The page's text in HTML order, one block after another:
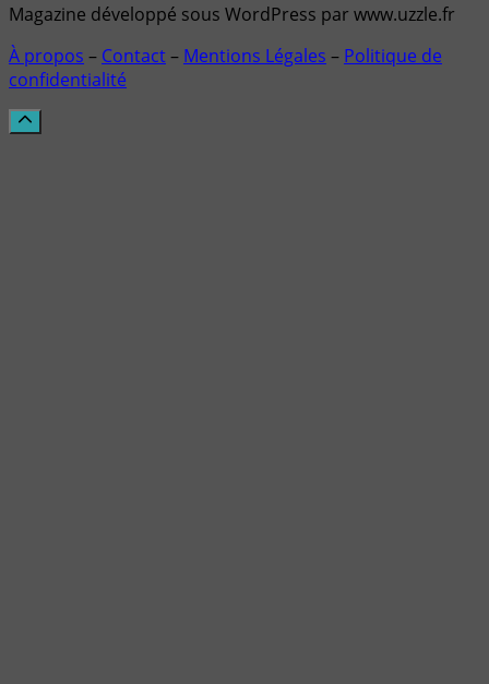
Magazine développé sous WordPress par www.uzzle.fr
À propos – Contact– Mentions Légales – Politique de
confidentialité